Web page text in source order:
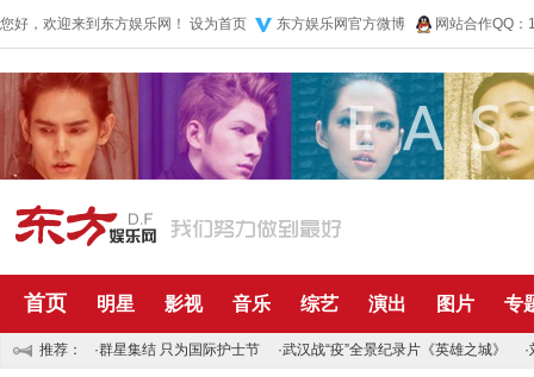
您好，欢迎来到东方娱乐网！ 设为首页 东方娱乐网官方微博 网站合作QQ
首页 明星 影视 音乐 综艺 演出 图片 专
推荐： ·群星集结 只为国际护士节 ·武汉战“疫”全景纪录片《英雄之城》 ·